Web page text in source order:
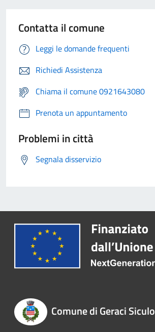
Contatta il comune
Leggi le domande frequenti
Richiedi Assistenza
Chiama il comune 0921643080
Prenota un appuntamento
Problemi in città
Segnala disservizio
Comune di Geraci Siculo